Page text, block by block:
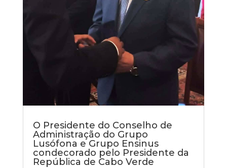
O Presidente do Conselho de
Administração do Grupo
Lusófona e Grupo Ensinus
condecorado pelo Presidente da
República de Cabo Verde